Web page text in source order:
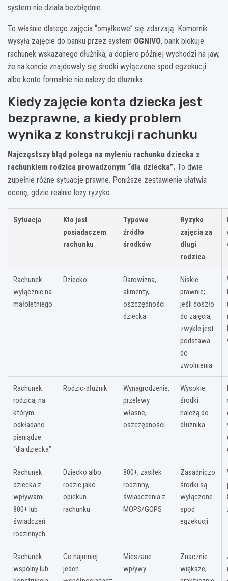
system nie działa bezbłędnie.
To właśnie dlatego zajęcia “omyłkowe” się zdarzają. Komornik
wysyła zajęcie do banku przez system OGNIVO, bank blokuje
rachunek wskazanego dłużnika, a dopiero później wychodzi na jaw,
że na koncie znajdowały się środki wyłączone spod egzekucji
albo konto formalnie nie należy do dłużnika.
Kiedy zajęcie konta dziecka jest
bezprawne, a kiedy problem
wynika z konstrukcji rachunku
Najczęstszy błąd polega na myleniu rachunku dziecka z
rachunkiem rodzica prowadzonym “dla dziecka”. To dwie
zupełnie różne sytuacje prawne. Poniższe zestawienie ułatwia
ocenę, gdzie realnie leży ryzyko.
Sytuacja
Kto jest
posiadaczem
rachunku
Typowe
źródło
środków
Ryzyko
zajęcia za
długi
rodzica
Rachunek
wyłącznie na
małoletniego
Dziecko
Darowizna,
alimenty,
oszczędności
dziecka
Niskie
prawnie;
jeśli doszło
do zajęcia,
zwykle jest
podstawa
do
zwolnienia
Rachunek
rodzica, na
którym
odkładano
pieniądze
“dla dziecka”
Rodzic-dłużnik
Wynagrodzenie,
przelewy
własne,
oszczędności
Wysokie;
środki
należą do
dłużnika
Rachunek
dziecka z
wpływami
800+ lub
świadczeń
rodzinnych
Dziecko albo
rodzic jako
opiekun
rachunku
800+, zasiłek
rodzinny,
świadczenia z
MOPS/GOPS
Zasadniczo
środki są
wyłączone
spod
egzekucji
Rachunek
wspólny lub
Co najmniej
jeden
Mieszane
wpływy
Znacznie
większe;